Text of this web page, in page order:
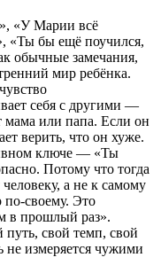
«У Марии всё
«Ты бы ещё поучился,
обычные замечания,
мир ребёнка.
себя с другими —
мама или папа. Если он
верить, что он хуже.
ключе — «Ты
Потому что тогда
а не к самому
по-своему. Это
в прошлый раз».
путь, свой темп, свой
не измеряется чужими